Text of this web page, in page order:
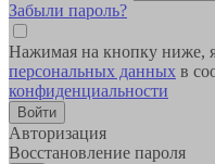
Забыли пароль?
Нажимая на кнопку ниже,
персональных данных в
конфиденциальности
Авторизация
Восстановление пароля